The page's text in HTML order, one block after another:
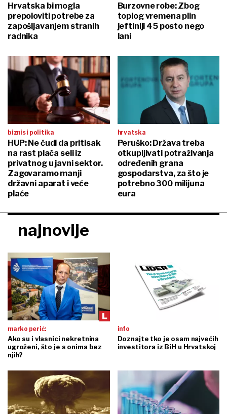
Hrvatska bi mogla
prepoloviti potrebe za
zapošljavanjem stranih
radnika
Burzovne robe: Zbog
toplog vremena plin
jeftiniji 45 posto nego
lani
biznis i politika
HUP: Ne čudi da pritisak
na rast plaća seli iz
privatnog u javni sektor.
Zagovaramo manji
državni aparat i veće
plaće
hrvatska
Peruško: Država treba
otkupljivati potraživanja
određenih grana
gospodarstva, za što je
potrebno 300 milijuna
eura
najnovije
marko perić:
Ako su i vlasnici nekretnina
ugroženi, što je s onima bez
njih?
info
Doznajte tko je osam najvećih
investitora iz BiH u Hrvatskoj